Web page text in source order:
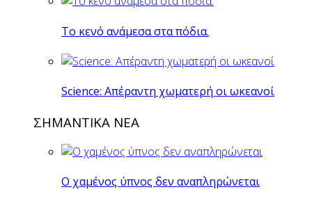
Το κενό ανάμεσα στα πόδια.
Science: Απέραντη χωματερή οι ωκεανοί
ΣΗΜΑΝΤΙΚΑ ΝΕΑ
Ο χαμένος ύπνος δεν αναπληρώνεται